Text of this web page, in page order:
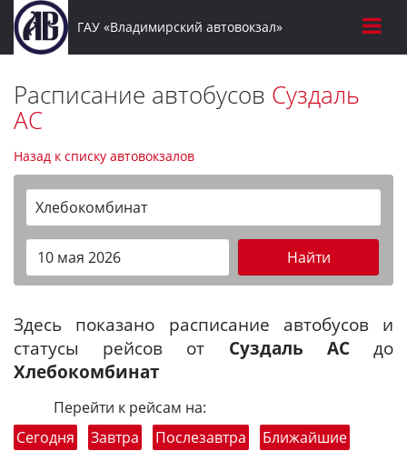
ГАУ «Владимирский автовокзал»
Расписание автобусов Суздаль
АС
Назад к списку автовокзалов
Хлебокомбинат
Найти
Здесь показано расписание автобусов и
статусы рейсов от Суздаль АСдо
Хлебокомбинат
Перейти к рейсам на:
Сегодня
Завтра Послезавтра Ближайшие